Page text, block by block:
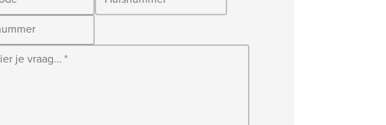
je vraag...*